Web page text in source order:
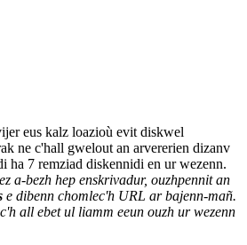
eus kalz loazioù evit diskwel
ne c'hall gwelout an arvererien dizanv
ha 7 remziad diskennidi en ur wezenn.
a-bezh hep enskrivadur, ouzhpennit an
e dibenn chomlec'h URL ar bajenn-mañ.
all ebet ul liamm eeun ouzh ur wezenn